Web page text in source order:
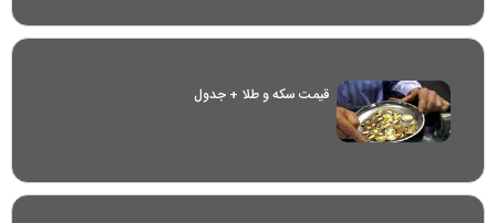
قیمت سکه و طلا + جدول